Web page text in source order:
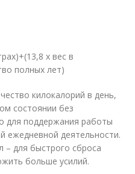
х вес в
полных лет)
килокалорий в день,
состоянии без
для поддержания работы
ежедневной деятельности.
– для быстрого сброса
больше усилий.